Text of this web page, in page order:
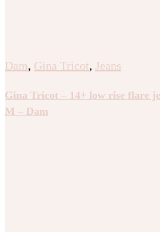
Dam, Gina Tricot, Jeans
Gina Tricot – 14+ low rise flare
M – Dam